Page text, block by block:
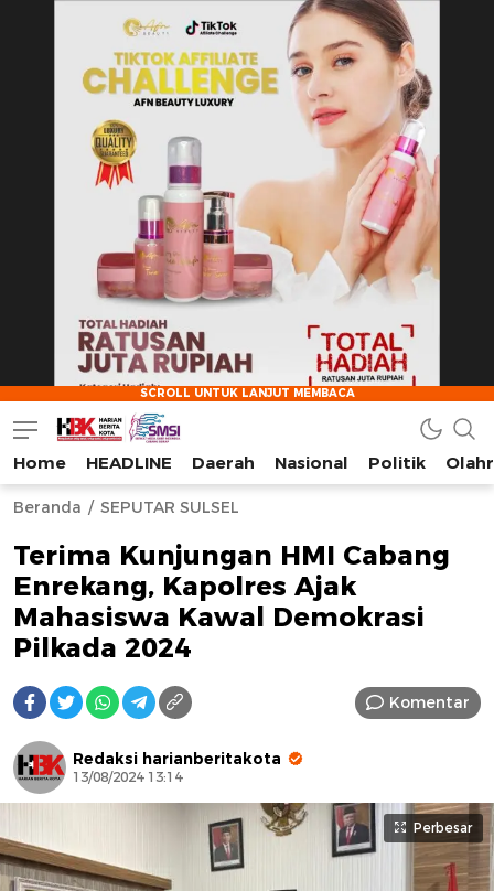
AFN BEAUTY LUXURY
HarianBeritaKota
Mengabarkan Setiap Detil, Sudut, dan Cerita Kota
Home HEADLINE Daerah Nasional Politik
Beranda SEPUTAR SULSEL
Terima Kunjungan HMI Cabang
Enrekang, Kapolres Ajak
Mahasiswa Kawal Demokrasi
Pilkada 2024
Komentar
Redaksi harianberitakota
13/08/2024 13:14
Perbesar